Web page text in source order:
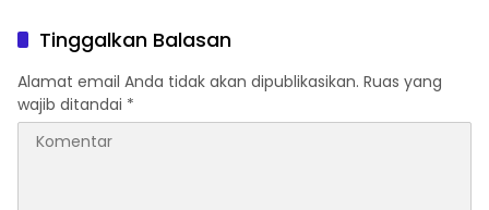
Tinggalkan Balasan
Alamat email Anda tidak akan dipublikasikan. Ruas yang
wajib ditandai *